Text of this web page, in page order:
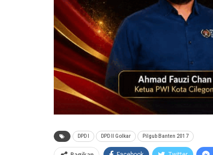
DPD I DPD II Golkar Pilgub Banten 2017